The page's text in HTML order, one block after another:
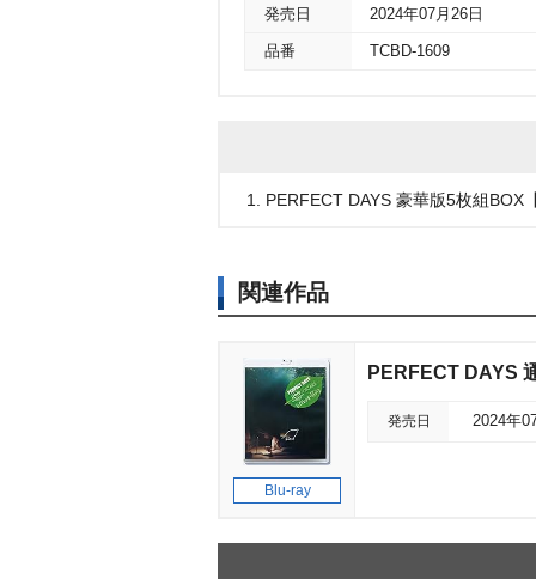
発売日 2024年07月26日
品番 TCBD-1609
1. PERFECT DAYS 豪華版5枚組BOX
関連作品
Blu-ray
PERFECT DAYS
発売日 2024年